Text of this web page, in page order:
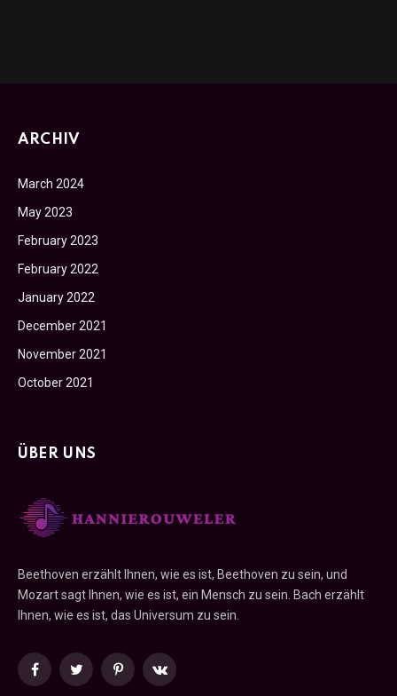
ARCHIV
March 2024
May 2023
February 2023
February 2022
January 2022
December 2021
November 2021
October 2021
ÜBER UNS
Beethoven erzählt Ihnen, wie es ist, Beethoven zu sein, und
Mozart sagt Ihnen, wie es ist, ein Mensch zu sein. Bach erzählt
Ihnen, wie es ist, das Universum zu sein.
FacebookTwitterPinterestVKontakte